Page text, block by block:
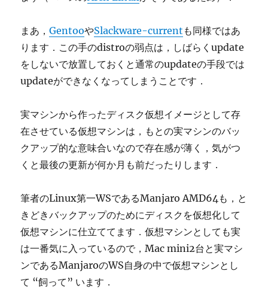
まあ，GentooやSlackware-current も同様ではあ
ります．この手のdistroの弱点は，しばらくupdate
をしないで放置しておくと通常のupdateの手段では
updateができなくなってしまうことです．
実マシンから作ったディスク仮想イメージとして存
在させている仮想マシンは，もとの実マシンのバッ
クアップ的な意味合いなので存在感が薄く，気がつ
くと最後の更新が何か月も前だったりします．
筆者のLinux第一WSであるManjaro AMD64も，と
きどきバックアップのためにディスクを仮想化して
仮想マシンに仕立ててます．仮想マシンとしても実
は一番気に入っているので，Mac mini2台と実マシ
ンであるManjaroのWS自身の中で仮想マシンとし
て “飼って” います．